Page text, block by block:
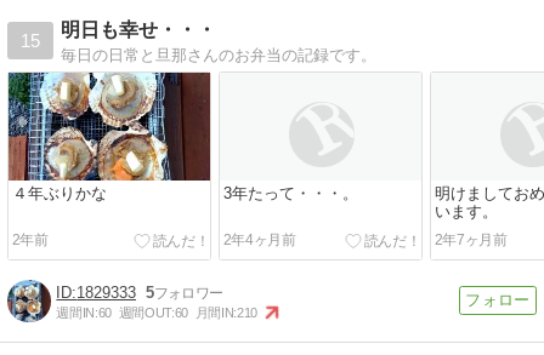
15
明日も幸せ・・・
毎日の日常と旦那さんのお弁当の記録です。
４年ぶりかな
2年前
3年たって・・・。
2年4ヶ月前
明けましてお
います。
2年7ヶ月前
1829333 5
週間IN:60 週間OUT:60 月間IN:210